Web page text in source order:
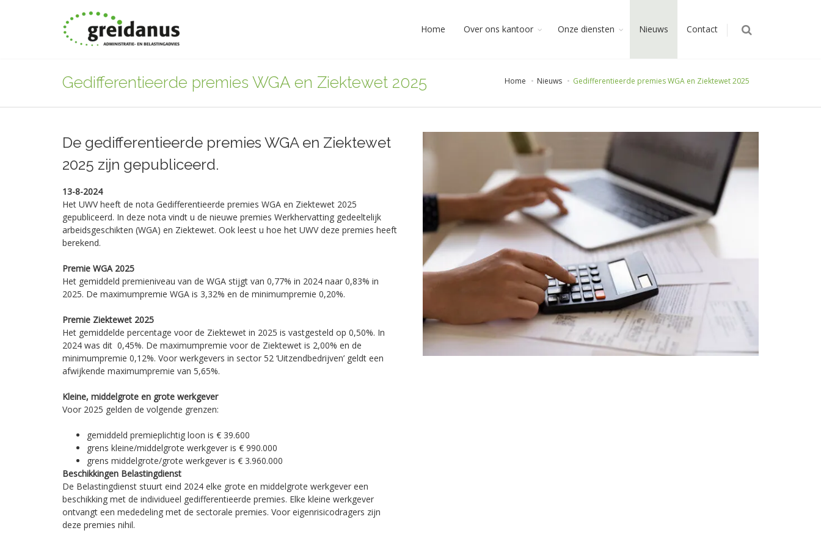
Home Over ons kantoor Onze diensten Nieuws Contact
Home Nieuws Gedifferentieerde premies WGA en Ziektewet 2025
Gedifferentieerde premies WGA en Ziektewet 2025
De gedifferentieerde premies WGA en Ziektewet
2025 zijn gepubliceerd.
13-8-2024
Het UWV heeft de nota Gedifferentieerde premies WGA en Ziektewet 2025
gepubliceerd. In deze nota vindt u de nieuwe premies Werkhervatting gedeeltelijk
arbeidsgeschikten (WGA) en Ziektewet. Ook leest u hoe het UWV deze premies heeft
berekend.
Premie WGA 2025
Het gemiddeld premieniveau van de WGA stijgt van 0,77% in 2024 naar 0,83% in
2025. De maximumpremie WGA is 3,32% en de minimumpremie 0,20%.
Premie Ziektewet 2025
Het gemiddelde percentage voor de Ziektewet in 2025 is vastgesteld op 0,50%. In
2024 was dit 0,45%. De maximumpremie voor de Ziektewet is 2,00% en de
minimumpremie 0,12%. Voor werkgevers in sector 52 ‘Uitzendbedrijven’ geldt een
afwijkende maximumpremie van 5,65%.
Kleine, middelgrote en grote werkgever
Voor 2025 gelden de volgende grenzen:
gemiddeld premieplichtig loon is € 39.600
grens kleine/middelgrote werkgever is € 990.000
grens middelgrote/grote werkgever is € 3.960.000
Beschikkingen Belastingdienst
De Belastingdienst stuurt eind 2024 elke grote en middelgrote werkgever een
beschikking met de individueel gedifferentieerde premies. Elke kleine werkgever
ontvangt een mededeling met de sectorale premies. Voor eigenrisicodragers zijn
deze premies nihil.